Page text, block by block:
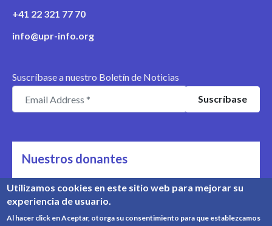
+41 22 321 77 70
info@upr-info.org
Suscríbase a nuestro Boletín de Noticias
Nuestros donantes
Nos apoyan
Conozca nuestros donantes
Utilizamos cookies en este sitio web para mejorar su
experiencia de usuario.
Al hacer click en Aceptar, otorga su consentimiento para que establezcamos